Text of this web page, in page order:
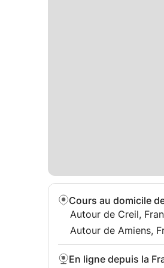
Cours au domicile
Autour de Creil,
Autour de Amiens,
En ligne depuis la